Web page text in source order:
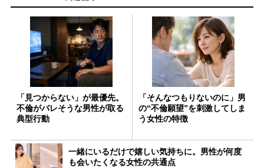
「見つからない」が最優先。
不倫がバレそうな男性が取る
典型行動
「そんなつもりないのに」男
の“不倫願望”を刺激してしま
う女性の特徴
一緒にいるだけで嬉しい気持ちに。男性が何度
も会いたくなる女性の共通点